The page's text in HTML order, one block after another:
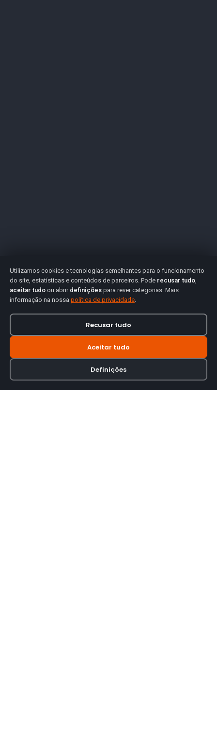
Utilizamos cookies e tecnologias semelhantes para o funcionamento
do site, estatísticas e conteúdos de parceiros. Pode recusar tudo,
aceitar tudo ou abrir definições para rever categorias. Mais
informação na nossa política de privacidade.
Recusar tudo
Aceitar tudo
Definições